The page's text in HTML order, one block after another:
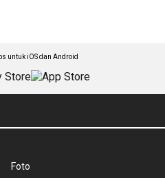
untuk iOS dan Android
Foto